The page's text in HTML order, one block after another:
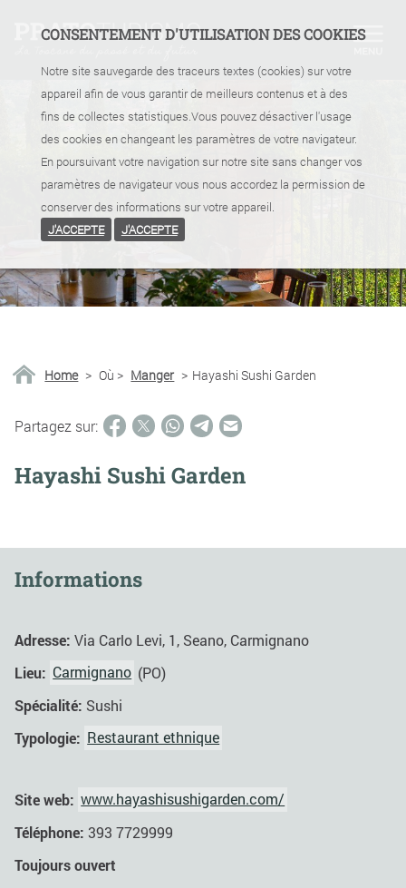
CONSENTEMENT D'UTILISATION DES COOKIES
Notre site sauvegarde des traceurs textes (cookies) sur votre
appareil afin de vous garantir de meilleurs contenus et à des
fins de collectes statistiques.Vous pouvez désactiver l'usage
des cookies en changeant les paramètres de votre navigateur.
En poursuivant votre navigation sur notre site sans changer vos
paramètres de navigateur vous nous accordez la permission de
conserver des informations sur votre appareil.
J'ACCEPTE
J'ACCEPTE
Home > Où > Manger > Hayashi Sushi Garden
Partagez sur:
Hayashi Sushi Garden
Informations
Adresse: Via Carlo Levi, 1, Seano, Carmignano
Lieu: Carmignano (PO)
Spécialité: Sushi
Typologie: Restaurant ethnique
Site web: www.hayashisushigarden.com/
Téléphone: 393 7729999
Toujours ouvert